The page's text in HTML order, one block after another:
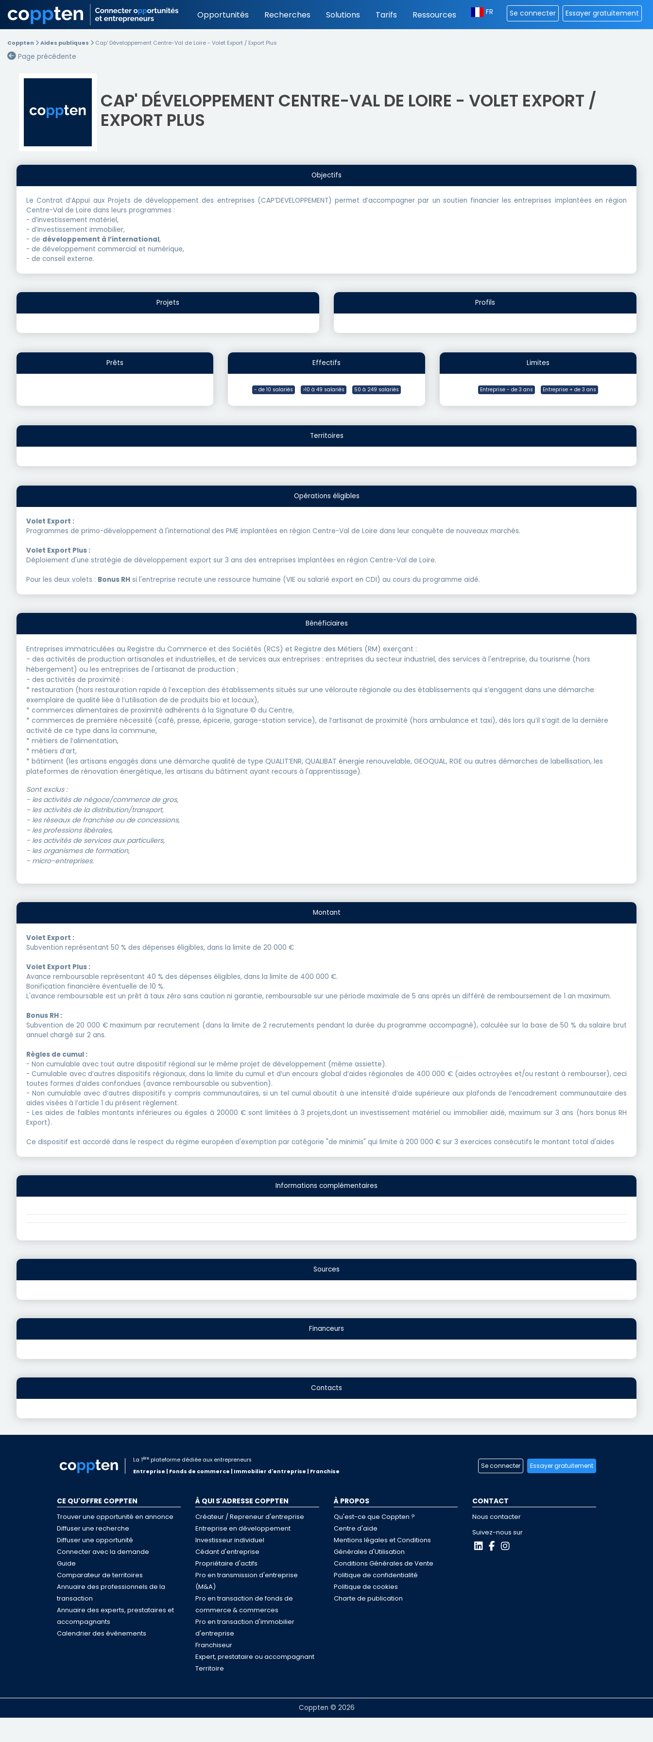
Opportunités Recherches Solutions Tarifs Ressources FR Se connecter Essayer gratuitement
Coppten Aides publiques Cap' Développement Centre-Val de Loire - Volet Export / Export Plus
Page précédente
CAP' DÉVELOPPEMENT CENTRE-VAL DE LOIRE - VOLET EXPORT /
EXPORT PLUS
Objectifs
Le Contrat d’Appui aux Projets de développement des entreprises (CAP’DEVELOPPEMENT) permet d’accompagner par un soutien financier les entreprises implantées en région
Centre-Val de Loire dans leurs programmes :
- d’investissement matériel,
- d’investissement immobilier,
- de développement à l’international,
- de développement commercial et numérique,
- de conseil externe.
Projets Profils
Prêts Effectifs
- de 10 salariés >10 à 49 salariés 50 à 249 salariés
Limites
Entreprise - de 3 ans Entreprise + de 3 ans
Territoires
Opérations éligibles
Volet Export :
Programmes de primo-développement à l'international des PME implantées en région Centre-Val de Loire dans leur conquête de nouveaux marchés.
Volet Export Plus :
Déploiement d'une stratégie de développement export sur 3 ans des entreprises implantées en région Centre-Val de Loire.
Pour les deux volets : Bonus RH si l'entreprise recrute une ressource humaine (VIE ou salarié export en CDI) au cours du programme aidé.
Bénéficiaires
Entreprises immatriculées au Registre du Commerce et des Sociétés (RCS) et Registre des Métiers (RM) exerçant :
- des activités de production artisanales et industrielles, et de services aux entreprises : entreprises du secteur industriel, des services à l'entreprise, du tourisme (hors
hébergement) ou les entreprises de l'artisanat de production ;
- des activités de proximité :
* restauration (hors restauration rapide à l’exception des établissements situés sur une véloroute régionale ou des établissements qui s’engagent dans une démarche
exemplaire de qualité liée à l’utilisation de de produits bio et locaux),
* commerces alimentaires de proximité adhérents à la Signature © du Centre,
* commerces de première nécessité (café, presse, épicerie, garage-station service), de l’artisanat de proximité (hors ambulance et taxi), dès lors qu’il s’agit de la dernière
activité de ce type dans la commune,
* métiers de l’alimentation,
* métiers d’art,
* bâtiment (les artisans engagés dans une démarche qualité de type QUALIT’ENR, QUALIBAT énergie renouvelable, GEOQUAL, RGE ou autres démarches de labellisation, les
plateformes de rénovation énergétique, les artisans du bâtiment ayant recours à l'apprentissage).
Sont exclus :
- les activités de négoce/commerce de gros,
- les activités de la distribution/transport,
- les réseaux de franchise ou de concessions,
- les professions libérales,
- les activités de services aux particuliers,
- les organismes de formation,
- micro-entreprises.
Montant
Volet Export :
Subvention représentant 50 % des dépenses éligibles, dans la limite de 20 000 €
Volet Export Plus :
Avance remboursable représentant 40 % des dépenses éligibles, dans la limite de 400 000 €.
Bonification financière éventuelle de 10 %.
L'avance remboursable est un prêt à taux zéro sans caution ni garantie, remboursable sur une période maximale de 5 ans après un différé de remboursement de 1 an maximum.
Bonus RH :
Subvention de 20 000 € maximum par recrutement (dans la limite de 2 recrutements pendant la durée du programme accompagné), calculée sur la base de 50 % du salaire brut
annuel chargé sur 2 ans.
Règles de cumul :
- Non cumulable avec tout autre dispositif régional sur le même projet de développement (même assiette).
- Cumulable avec d’autres dispositifs régionaux, dans la limite du cumul et d’un encours global d’aides régionales de 400 000 € (aides octroyées et/ou restant à rembourser), ceci
toutes formes d’aides confondues (avance remboursable ou subvention).
- Non cumulable avec d’autres dispositifs y compris communautaires, si un tel cumul aboutit à une intensité d’aide supérieure aux plafonds de l’encadrement communautaire des
aides visées à l’article 1 du présent règlement.
- Les aides de faibles montants inférieures ou égales à 20000 € sont limitées à 3 projets,dont un investissement matériel ou immobilier aidé, maximum sur 3 ans (hors bonus RH
Export).
Ce dispositif est accordé dans le respect du régime européen d'exemption par catégorie "de minimis" qui limite à 200 000 € sur 3 exercices consécutifs le montant total d'aides
Informations complémentaires
Sources
Financeurs
Contacts
La 1ère plateforme dédiée aux entrepreneurs
Entreprise | Fonds de commerce | Immobilier d'entreprise | Franchise
Se connecter Essayer gratuitement
CE QU'OFFRE COPPTEN
Trouver une opportunité en annonce
Diffuser une recherche
Diffuser une opportunité
Connecter avec la demande
Guide
Comparateur de territoires
Annuaire des professionnels de la
transaction
Annuaire des experts, prestataires et
accompagnants
Calendrier des événements
À QUI S'ADRESSE COPPTEN
Créateur / Repreneur d'entreprise
Entreprise en développement
Investisseur individuel
Cédant d'entreprise
Propriétaire d'actifs
Pro en transmission d'entreprise
(M&A)
Pro en transaction de fonds de
commerce & commerces
Pro en transaction d'immobilier
d'entreprise
Franchiseur
Expert, prestataire ou accompagnant
Territoire
À PROPOS
Qu'est-ce que Coppten ?
Centre d'aide
Mentions légales et Conditions
Générales d'Utilisation
Conditions Générales de Vente
Politique de confidentialité
Politique de cookies
Charte de publication
CONTACT
Nous contacter
Suivez-nous sur
Coppten © 2026